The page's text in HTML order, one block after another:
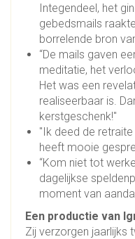
Integendeel, het
gebedsmails
borrelende bron
“De mails gaven
meditatie, het
Het was een
realiseerbaar is.
kerstgeschenk!"
"Ik deed de
heeft mooie
“Kom niet tot
dagelijkse
moment van
Een productie van
Zij verzorgen jaarlijks